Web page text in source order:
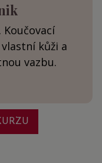
kůži a
vazbu.